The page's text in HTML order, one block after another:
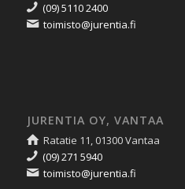
(09) 5110 2400
toimisto@jurentia.fi
JURENTIA OY, VANTAA
Ratatie 11, 01300 Vantaa
(09) 271 5940
toimisto@jurentia.fi